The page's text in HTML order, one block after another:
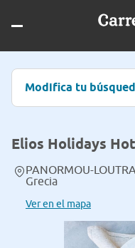
Modifica tu
Elios Holidays
PANORMOU-
Grecia
Ver en el mapa